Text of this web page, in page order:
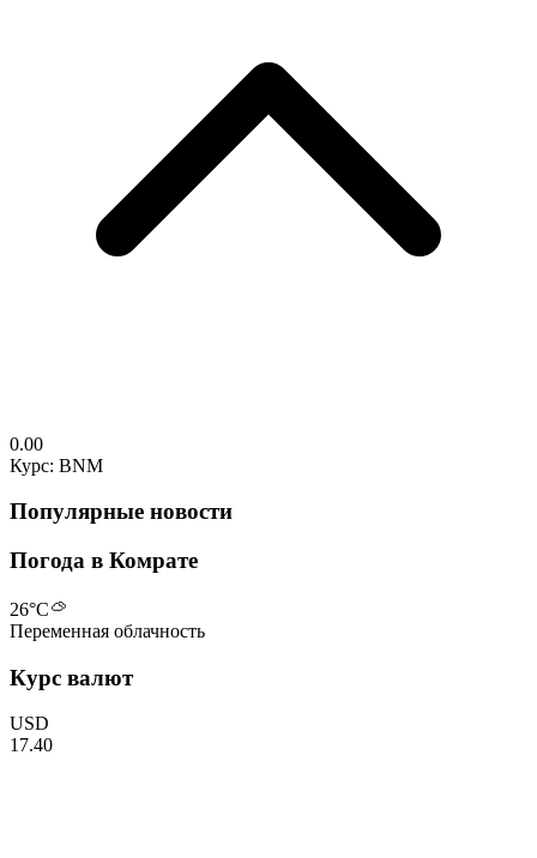
0.00
Курс: BNM
Популярные новости
Погода в Комрате
26°C
Переменная облачность
Курс валют
USD
17.40